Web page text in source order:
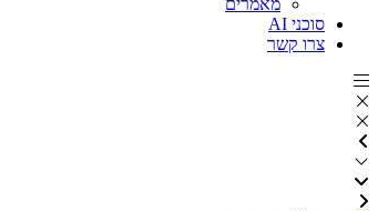
מאמרים
סוכני AI
צרו קשר